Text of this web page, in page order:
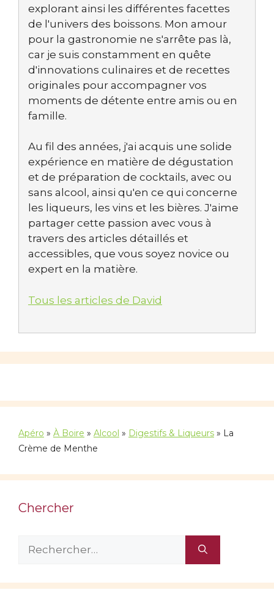
explorant ainsi les différentes facettes
de l'univers des boissons. Mon amour
pour la gastronomie ne s'arrête pas là,
car je suis constamment en quête
d'innovations culinaires et de recettes
originales pour accompagner vos
moments de détente entre amis ou en
famille.
Au fil des années, j'ai acquis une solide
expérience en matière de dégustation
et de préparation de cocktails, avec ou
sans alcool, ainsi qu'en ce qui concerne
les liqueurs, les vins et les bières. J'aime
partager cette passion avec vous à
travers des articles détaillés et
accessibles, que vous soyez novice ou
expert en la matière.
Tous les articles de David
Apéro » À Boire » Alcool » Digestifs & Liqueurs » La
Crème de Menthe
Chercher
Rechercher :